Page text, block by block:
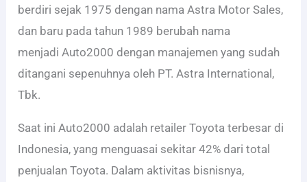
berdiri sejak 1975 dengan nama Astra Motor Sales,
dan baru pada tahun 1989 berubah nama
menjadi Auto2000 dengan manajemen yang sudah
ditangani sepenuhnya oleh PT. Astra International,
Tbk.
Saat ini Auto2000 adalah retailer Toyota terbesar di
Indonesia, yang menguasai sekitar 42% dari total
penjualan Toyota. Dalam aktivitas bisnisnya,